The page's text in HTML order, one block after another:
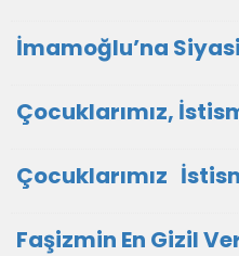
İmamoğlu’na
Çocuklarımız,
Çocuklarımız
Faşizmin En Gizil